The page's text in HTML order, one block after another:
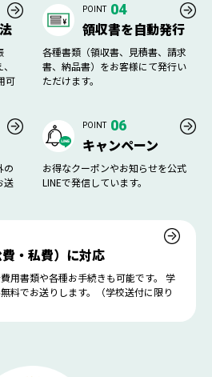
可
POINT 04
領収書を自動発行
各種書類（領収書、見積書、請求
書、納品書）をお客様にて発行い
ただけます。
の
送
POINT 06
キャンペーン
お得なクーポンやお知らせを公式
LINEで発信しています。
・私費）に対応
用書類や各種お手続きも可能です。 学
料でお送りします。（学校送付に限り